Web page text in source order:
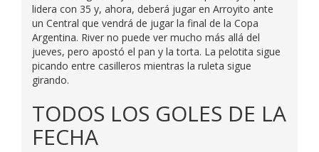
lidera con 35 y, ahora, deberá jugar en Arroyito ante
un Central que vendrá de jugar la final de la Copa
Argentina. River no puede ver mucho más allá del
jueves, pero apostó el pan y la torta. La pelotita sigue
picando entre casilleros mientras la ruleta sigue
girando.
TODOS LOS GOLES DE LA
FECHA